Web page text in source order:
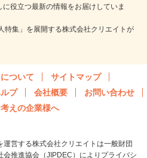
役立つ最新の情報をお届けしていま
特集」を展開する株式会社クリエイトが
ついて
サイトマップ
プ 会社概要
お問い合わせ
えの企業様へ
運営する株式会社クリエイトは一般財団
会推進協会（JIPDEC）によりプライバシ